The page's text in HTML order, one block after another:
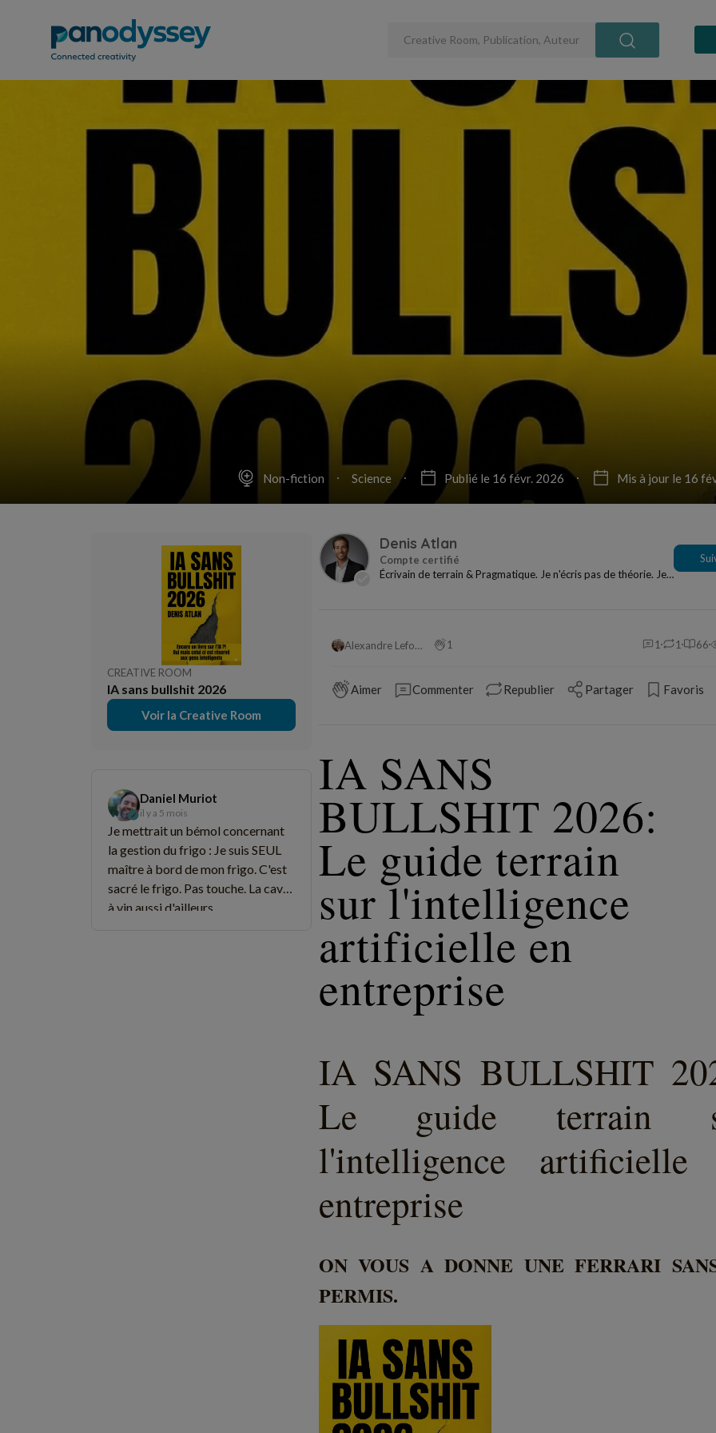
Non-fiction Science Publié le 16 févr. 2026 Mis à jour le 16
CREATIVE ROOM
IA sans bullshit 2026
Voir la Creative Room
Daniel Muriot
il y a 5 mois
Je mettrait un bémol concernant
la gestion du frigo : Je suis SEUL
maître à bord de mon frigo. C'est
sacré le frigo. Pas touche. La cave
à vin aussi d'ailleurs.
Denis Atlan
Écrivain de terrain & Pragmatique. Je n'écris pas de théorie. Je
Alexandre Leforestier 1 1 1 66
Aimer Commenter Republier Partager Favoris
IA SANS
BULLSHIT 2026:
Le guide terrain
sur l'intelligence
artificielle en
entreprise
IA SANS BULLSHIT
Le guide terrain
l'intelligence artificielle
entreprise
ON VOUS A DONNE UNE FERRARI
PERMIS.